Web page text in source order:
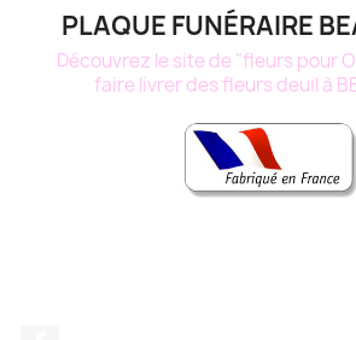
PLAQUE FUNÉRAIRE
Découvrez le site de "fleurs pour
faire livrer des fleurs deuil à